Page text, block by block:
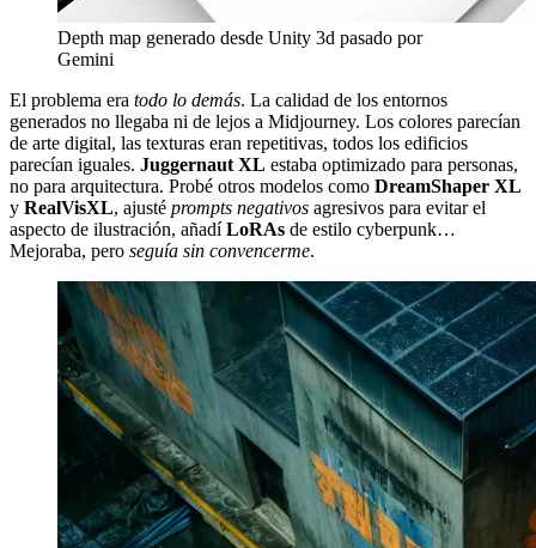
Depth map generado desde Unity 3d pasado por
Gemini
El problema era todo lo demás. La calidad de los entornos
generados no llegaba ni de lejos a Midjourney. Los colores parecían
de arte digital, las texturas eran repetitivas, todos los edificios
parecían iguales. Juggernaut XL estaba optimizado para personas,
no para arquitectura. Probé otros modelos como DreamShaper XL
y RealVisXL, ajusté prompts negativos agresivos para evitar el
aspecto de ilustración, añadíLoRAs de estilo cyberpunk…
Mejoraba, pero seguía sin convencerme.